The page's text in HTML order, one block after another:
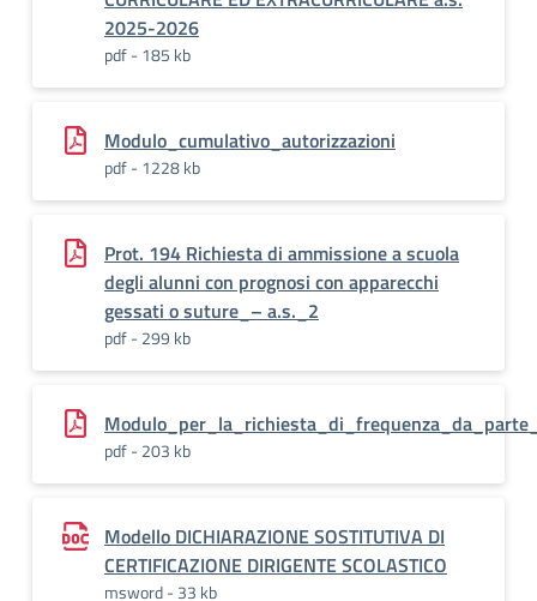
2025-2026
pdf - 185 kb
Modulo_cumulativo_autorizzazioni
pdf - 1228 kb
Prot. 194 Richiesta di ammissione a scuola
degli alunni con prognosi con apparecchi
gessati o suture_– a.s._2
pdf - 299 kb
pdf - 203 kb
Modello DICHIARAZIONE SOSTITUTIVA DI
CERTIFICAZIONE DIRIGENTE SCOLASTICO
msword - 33 kb